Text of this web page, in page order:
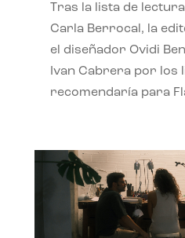
Tras la lista de
Carla Berrocal, la
el diseñador Ovidi
Ivan Cabrera por los
recomendaría para